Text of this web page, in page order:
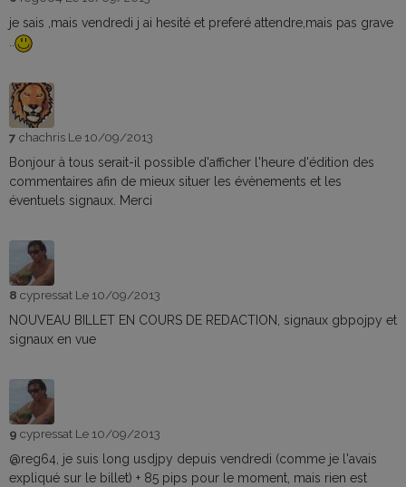
je sais ,mais vendredi j ai hesité et preferé attendre,mais pas grave
7 chachris Le 10/09/2013
Bonjour à tous serait-il possible d'afficher l'heure d'édition des
commentaires afin de mieux situer les évènements et les
éventuels signaux. Merci
8 cypressat Le 10/09/2013
NOUVEAU BILLET EN COURS DE REDACTION, signaux gbpojpy et
signaux en vue
9 cypressat Le 10/09/2013
@reg64, je suis long usdjpy depuis vendredi (comme je l'avais
expliqué sur le billet) + 85 pips pour le moment, mais rien est